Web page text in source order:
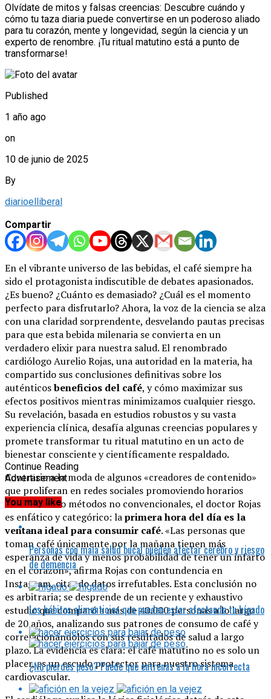
Olvídate de mitos y falsas creencias: Descubre cuándo y
cómo tu taza diaria puede convertirse en un poderoso aliado
para tu corazón, mente y longevidad, según la ciencia y un
experto de renombre. ¡Tu ritual matutino está a punto de
transformarse!
Published
1 año ago
on
10 de junio de 2025
By
diarioelliberal
Compartir
En el vibrante universo de las bebidas, el café siempre ha
sido el protagonista indiscutible de debates apasionados.
¿Es bueno? ¿Cuánto es demasiado? ¿Cuál es el momento
perfecto para disfrutarlo? Ahora, la voz de la ciencia se alza
con una claridad sorprendente, desvelando pautas precisas
para que esta bebida milenaria se convierta en un
verdadero elixir para nuestra salud. El renombrado
cardiólogo Aurelio Rojas, una autoridad en la materia, ha
compartido sus conclusiones definitivas sobre los
auténticosbeneficios del café, y cómo maximizar sus
efectos positivos mientras minimizamos cualquier riesgo.
Su revelación, basada en estudios robustos y su vasta
experiencia clínica, desafía algunas creencias populares y
promete transformar tu ritual matutino en un acto de
bienestar consciente y científicamente respaldado.
Contrario a la moda de algunos «creadores de contenido»
que proliferan en redes sociales promoviendo horarios
alternativos o métodos no convencionales, el doctor Rojas
es enfático y categórico: laprimera hora del día es la
ventana ideal para consumir café. «Las personas que
toman café únicamente por la mañana tienen más
esperanza de vida y menos probabilidad de tener un infarto
en el corazón», afirma Rojas con contundencia en
Instagram, citando datos irrefutables. Esta conclusión no
es arbitraria; se desprende de un reciente y exhaustivo
estudio que comparó a más de 40.000 personas a lo largo
de 20 años, analizando sus patrones de consumo de café y
correlacionándolos con sus resultados de salud a largo
plazo. La evidencia es clara: el café matutino no es solo un
placer, es un escudo protector para nuestro sistema
cardiovascular.
Continue Reading
Advertisement
You may like
Personas con mala salud bucal pueden afectar cerebro y riesgo
de demencia
Los hábitos alimenticios que pueden estar afectando tu hígado
¿No pierdes peso? Puede que entrenas a la hora incorrecta